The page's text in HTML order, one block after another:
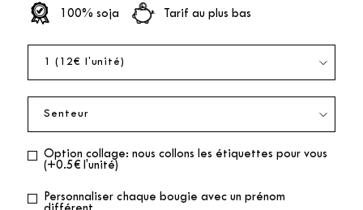
100% soja Tarif au plus bas
Option collage: nous collons les étiquettes pour vous
(+0.5€ l'unité)
Personnaliser chaque bougie avec un prénom